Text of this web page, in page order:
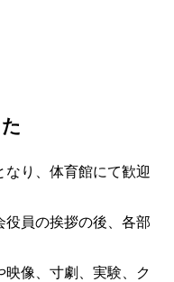
り、体育館にて歓迎
役員の挨拶の後、各部
像、寸劇、実験、ク